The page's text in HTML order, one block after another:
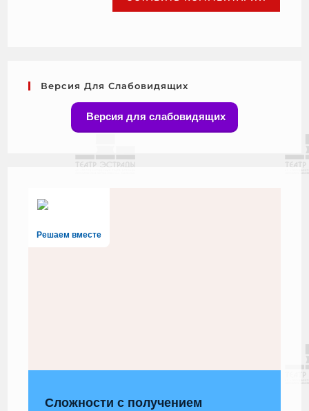
Версия Для Слабовидящих
Версия для слабовидящих
Решаем вместе
Сложности с получением